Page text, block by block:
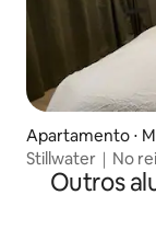
Apartamento ⋅
Stillwater｜No
Outros